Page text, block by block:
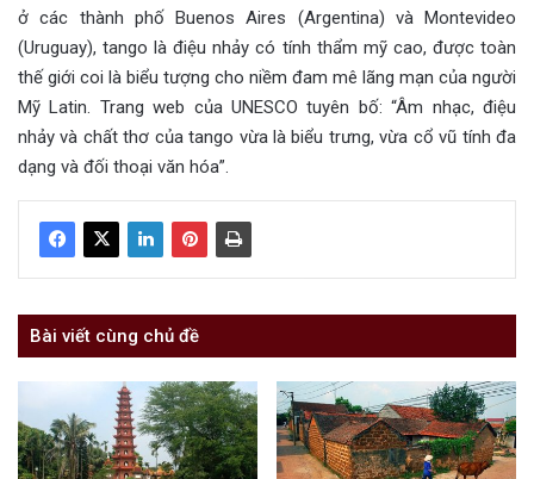
ở các thành phố Buenos Aires (Argentina) và Montevideo
(Uruguay), tango là điệu nhảy có tính thẩm mỹ cao, được toàn
thế giới coi là biểu tượng cho niềm đam mê lãng mạn của người
Mỹ Latin. Trang web của UNESCO tuyên bố: “Âm nhạc, điệu
nhảy và chất thơ của tango vừa là biểu trưng, vừa cổ vũ tính đa
dạng và đối thoại văn hóa”.
Bài viết cùng chủ đề